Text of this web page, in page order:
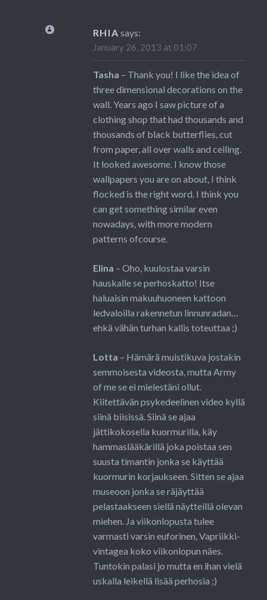
RHIA says:
January 26, 2013 at 01:07
Tasha – Thank you! I like the idea of
three dimensional decorations on the
wall. Years ago I saw picture of a
clothing shop that had thousands and
thousands of black butterflies, cut
from paper, all over walls and ceiling.
It looked awesome. I know those
wallpapers you are on about, I think
flocked is the right word. I think you
can get something similar even
nowadays, with more modern
patterns ofcourse.
Elina – Oho, kuulostaa varsin
hauskalle se perhoskatto! Itse
haluaisin makuuhuoneen kattoon
ledvaloilla rakennetun linnunradan…
ehkä vähän turhan kallis toteuttaa ;)
Lotta – Hämärä muistikuva jostakin
semmoisesta videosta, mutta Army
of me se ei mielestäni ollut.
Kiitettävän psykedeelinen video kyllä
siinä biisissä. Siinä se ajaa
jättikokosella kuormurilla, käy
hammaslääkärillä joka poistaa sen
suusta timantin jonka se käyttää
kuormurin korjaukseen. Sitten se ajaa
museoon jonka se räjäyttää
pelastaakseen siellä näytteillä olevan
miehen. Ja viikonlopusta tulee
varmasti varsin euforinen, Vapriikki-
vintagea koko viikonlopun näes.
Tuntokin palasi jo mutta en ihan vielä
uskalla leikellä lisää perhosia ;)